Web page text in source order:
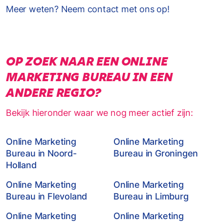
Meer weten? Neem contact met ons op!
OP ZOEK NAAR EEN ONLINE
MARKETING BUREAU IN EEN
ANDERE REGIO?
Bekijk hieronder waar we nog meer actief zijn:
Online Marketing
Bureau in Noord-
Holland
Online Marketing
Bureau in Groningen
Online Marketing
Bureau in Flevoland
Online Marketing
Bureau in Limburg
Online Marketing
Online Marketing